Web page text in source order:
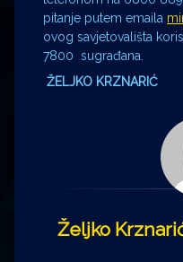
pitanje putem emaila
ovog savjetovališta
7800 sugrađana.
ŽELJKO KRZNARIĆ
Željko